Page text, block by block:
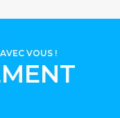
VOUS !